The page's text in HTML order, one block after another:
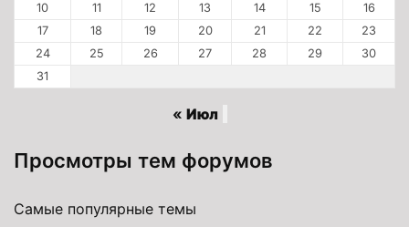
10
11 12 13 14 15
16
17
18 19 20 21 22
23
24
25 26 27 28 29
30
31
« Июл
Просмотры тем форумов
Самые популярные темы